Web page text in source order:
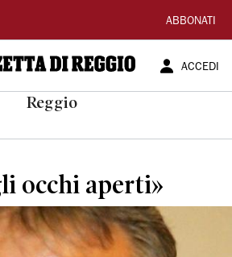
ABBONATI
ACCEDI
Reggio
occhi aperti»